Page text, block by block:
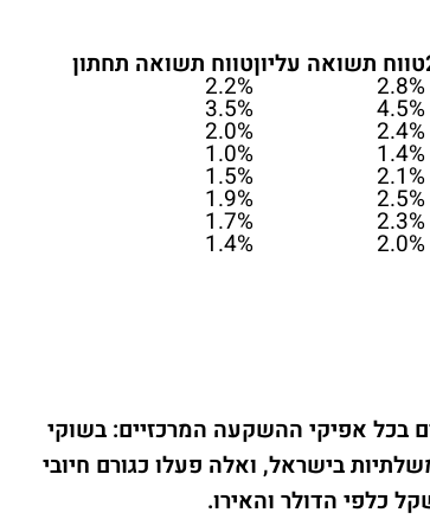
טווח תשואה עליוןטווח תשואה תחתון
2.8%
2.2%
4.5%
3.5%
2.4%
2.0%
1.4%
1.0%
2.1%
1.5%
2.5%
1.9%
2.3%
1.7%
2.0%
1.4%
בכל אפיקי ההשקעה המרכזיים: בשוקי
בישראל, ואלה פעלו כגורם חיובי
כלפי הדולר והאירו.